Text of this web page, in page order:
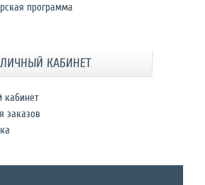
программа
ЛИЧНЫЙ КАБИНЕТ
кабинет
заказов